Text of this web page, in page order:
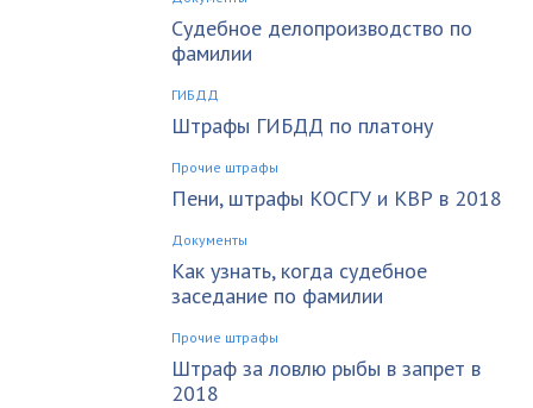
Судебное делопроизводство по
фамилии
ГИБДД
Штрафы ГИБДД по платону
Прочие штрафы
Пени, штрафы КОСГУ и КВР в 2018
Документы
Как узнать, когда судебное
заседание по фамилии
Прочие штрафы
Штраф за ловлю рыбы в запрет в
2018